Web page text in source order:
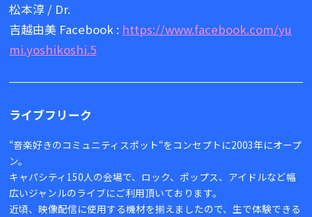
松本淳 / Dr.
吉越由美 Facebook : https://www.facebook.com/yu
mi.yoshikoshi.5
ライブフリーク
“音楽好きのコミュニティスポット“をコンセプトに2003年にオープ
ン。
キャパシティ150人の会場で、ロック、ポップス、アイドルなど幅
広いジャンルのライブにご利用頂いております。
近頃、映像配信に使用する機材を揃えましたので、生で体験できる